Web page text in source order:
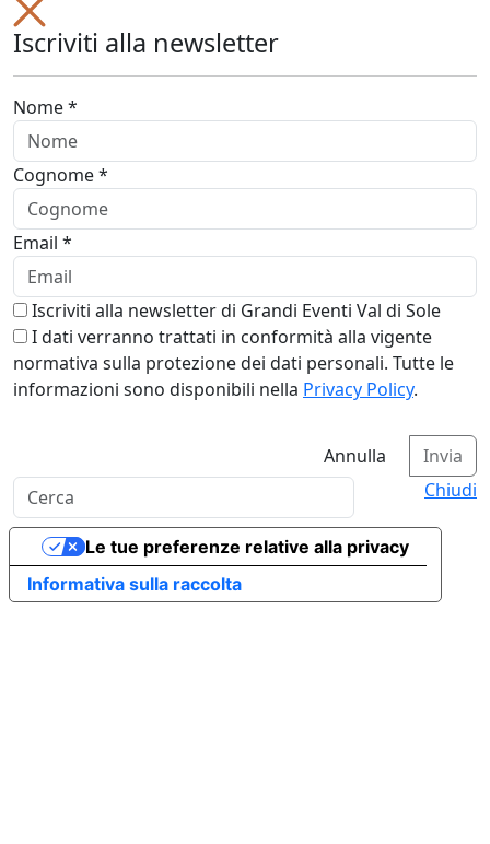
Iscriviti alla newsletter
Nome *
Cognome *
Email *
Iscriviti alla newsletter di Grandi Eventi Val di Sole
I dati verranno trattati in conformità alla vigente
normativa sulla protezione dei dati personali. Tutte le
informazioni sono disponibili nella Privacy Policy.
Annulla
Invia
Chiudi
Informativa sulla raccolta
Le tue preferenze relative alla privacy